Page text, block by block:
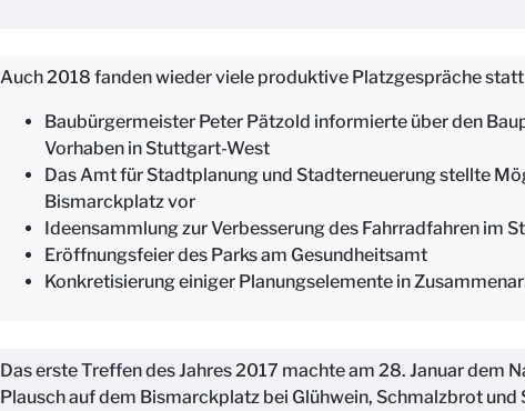
Auch 2018 fanden wieder viele produktive Platzgespräche statt
Baubürgermeister Peter Pätzold informierte über den
Vorhaben in Stuttgart-West
Das Amt für Stadtplanung und Stadterneuerung stellte
Bismarckplatz vor
Ideensammlung zur Verbesserung des Fahrradfahren im
Eröffnungsfeier des Parks am Gesundheitsamt
Konkretisierung einiger Planungselemente in
Das erste Treffen des Jahres 2017 machte am 28. Januar dem
Plausch auf dem Bismarckplatz bei Glühwein, Schmalzbrot